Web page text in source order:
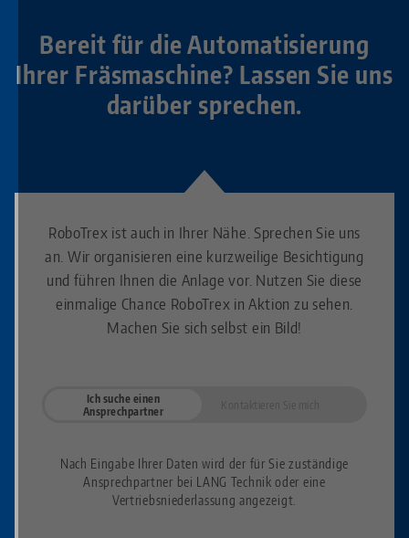
Bereit für die Automatisierung
Ihrer Fräsmaschine? Lassen Sie uns
darüber sprechen.
RoboTrex ist auch in Ihrer Nähe. Sprechen Sie uns
an. Wir organisieren eine kurzweilige Besichtigung
und führen Ihnen die Anlage vor. Nutzen Sie diese
einmalige Chance RoboTrex in Aktion zu sehen.
Machen Sie sich selbst ein Bild!
Ich suche einen
Ansprechpartner
Kontaktieren Sie mich
Nach Eingabe Ihrer Daten wird der für Sie zuständige
Ansprechpartner bei LANG Technik oder eine
Vertriebsniederlassung angezeigt.